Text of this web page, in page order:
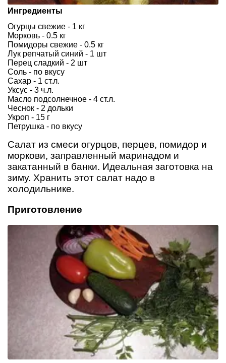
Ингредиенты
Огурцы свежие - 1 кг
Морковь - 0.5 кг
Помидоры свежие - 0.5 кг
Лук репчатый синий - 1 шт
Перец сладкий - 2 шт
Соль - по вкусу
Сахар - 1 ст.л.
Уксус - 3 ч.л.
Масло подсолнечное - 4 ст.л.
Чеснок - 2 дольки
Укроп - 15 г
Петрушка - по вкусу
Салат из смеси огурцов, перцев, помидор и
моркови, заправленный маринадом и
закатанный в банки. Идеальная заготовка на
зиму. Хранить этот салат надо в
холодильнике.
Приготовление